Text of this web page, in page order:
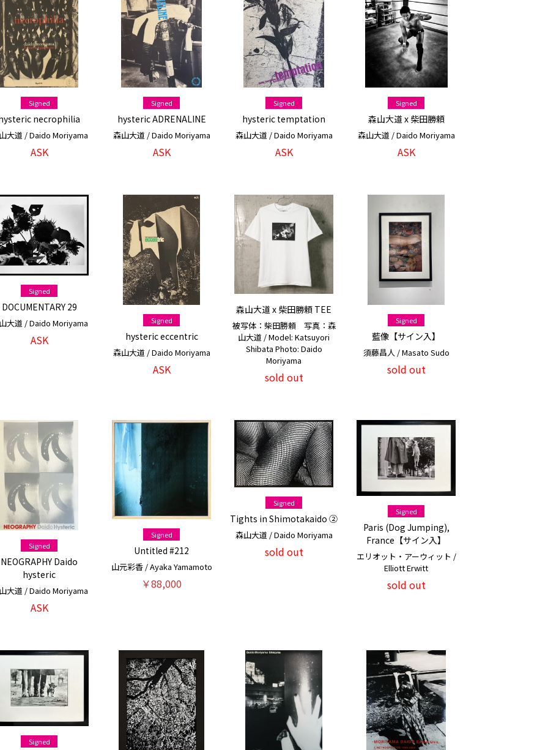
Signed
necrophilia
大道 / Daido Moriyama
ASK
Signed
hysteric ADRENALINE
森山大道 / Daido Moriyama
ASK
Signed
hysteric temptation
森山大道 / Daido Moriyama
ASK
Signed
森山大道 x 柴田勝頼
森山大道 / Daido Moriyama
ASK
Signed
DOCUMENTARY 29
大道 / Daido Moriyama
ASK
Signed
hysteric eccentric
森山大道 / Daido Moriyama
ASK
森山大道 x 柴田勝頼 TEE
被写体：柴田勝頼 写真：森
山大道 / Model: Katsuyori
Shibata Photo: Daido
Moriyama
sold out
Signed
藍像【サイン入】
須藤昌人 / Masato Sudo
sold out
Signed
NEOGRAPHY Daido
hysteric
大道 / Daido Moriyama
ASK
Signed
Untitled #212
山元彩香 / Ayaka Yamamoto
￥88,000
Signed
Tights in Shimotakaido ②
森山大道 / Daido Moriyama
sold out
Signed
Paris (Dog Jumping),
France【サイン入】
エリオット・アーウィット /
Elliott Erwitt
sold out
Signed